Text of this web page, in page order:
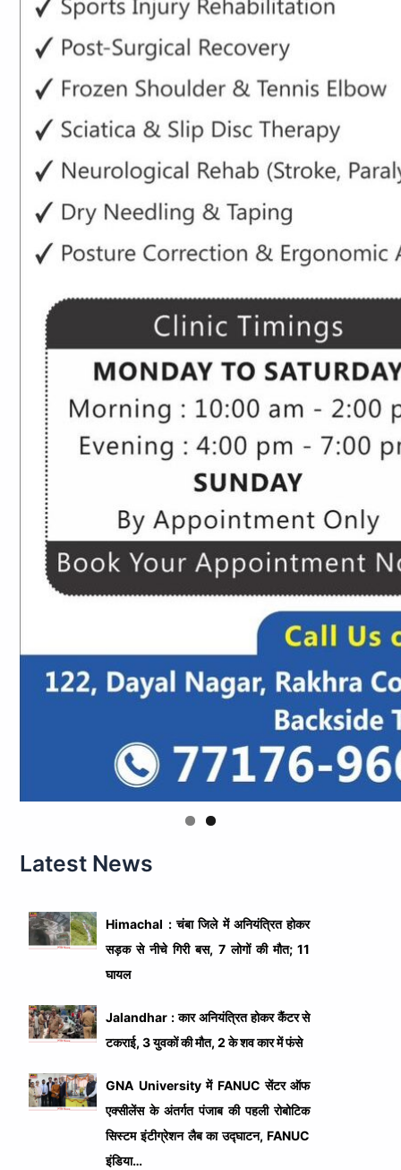
Latest News
Himachal : चंबा जिले में अनियंत्रित होकर
सड़क से नीचे गिरी बस, 7 लोगों की मौत; 11
घायल
Jalandhar : कार अनियंत्रित होकर कैंटर से
टकराई, 3 युवकों की मौत, 2 के शव कार में फंसे
GNA University में FANUC सेंटर ऑफ
एक्सीलेंस के अंतर्गत पंजाब की पहली रोबोटिक
सिस्टम इंटीग्रेशन लैब का उद्घाटन, FANUC
इंडिया…